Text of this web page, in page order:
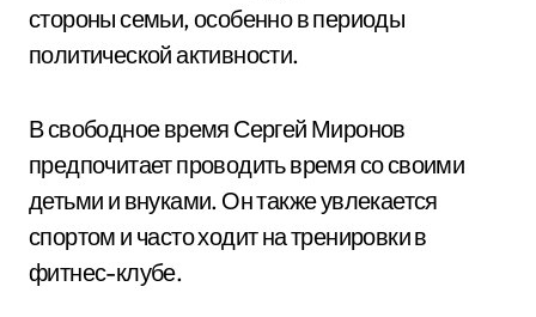
стороны семьи, особенно в периоды
политической активности.
В свободное время Сергей Миронов
предпочитает проводить время со своими
детьми и внуками. Он также увлекается
спортом и часто ходит на тренировки в
фитнес-клубе.